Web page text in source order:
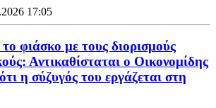
17:05
φιάσκο με τους διορισμούς
Αντικαθίσταται ο Οικονομίδης
η σύζυγός του εργάζεται στη